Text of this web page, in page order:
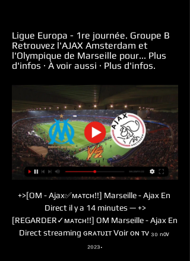
Ligue Europa - 1re journée. Groupe B
Retrouvez l'AJAX Amsterdam et
l'Olympique de Marseille pour... Plus
d'infos · À voir aussi · Plus d'infos.
+>[OM - Ajax✅ᴍᴀᴛᴄʜ!!] Marseille - Ajax En
Direct il y a 14 minutes — +>
[REGARDER✓ᴍᴀᴛᴄʜ!!] OM Marseille - Ajax En
Direct streaming ɢʀᴀᴛᴜɪᴛ Voir ᴏɴ ᴛᴠ ₃₀ ₙₒᵥ
₂₀₂₃.